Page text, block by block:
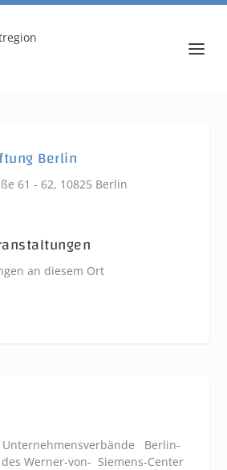
Berlin
61 - 62, 10825 Berlin
an diesem Ort
Unternehmensverbände Berlin-
Werner-von- Siemens-Center